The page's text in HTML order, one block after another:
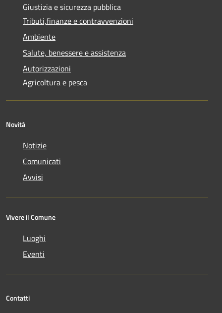
Giustizia e sicurezza pubblica
Tributi,finanze e contravvenzioni
Ambiente
Salute, benessere e assistenza
Autorizzazioni
Agricoltura e pesca
Novità
Notizie
Comunicati
Avvisi
Vivere il Comune
Luoghi
Eventi
Contatti